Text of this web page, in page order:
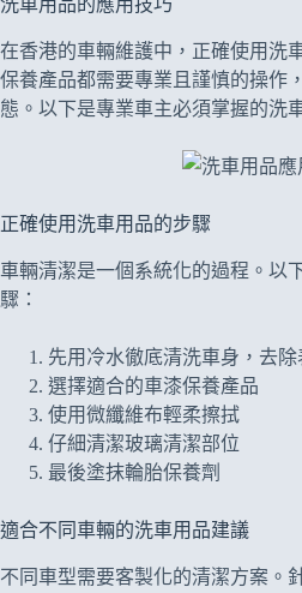
洗車用品的應用技巧
在香港的車輛維護中，正確使用洗
保養產品都需要專業且謹慎的操作
態。以下是專業車主必須掌握的洗
正確使用洗車用品的步驟
車輛清潔是一個系統化的過程。以
驟：
先用冷水徹底清洗車身，去
選擇適合的車漆保養產品
使用微纖維布輕柔擦拭
仔細清潔玻璃清潔部位
最後塗抹輪胎保養劑
適合不同車輛的洗車用品建議
不同車型需要客製化的清潔方案。